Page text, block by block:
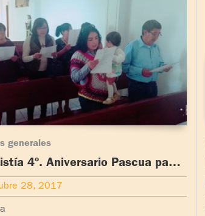
generales
4º. Aniversario Pascua padre
en la Coordinación Nacional
Metropolitano Norte (Pachuca)
28, 2017